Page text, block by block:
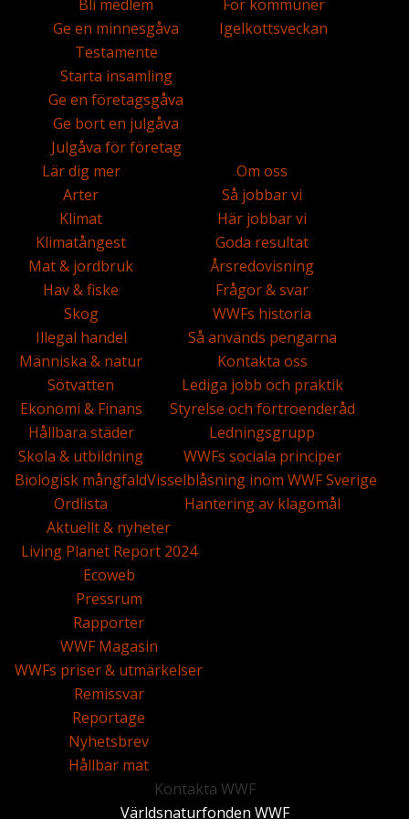
Bli medlem
Ge en minnesgåva
Testamente
Starta insamling
Ge en företagsgåva
Ge bort en julgåva
Julgåva för företag
För kommuner
Igelkottsveckan
Lär dig mer
Arter
Klimat
Klimatångest
Mat & jordbruk
Hav & fiske
Skog
Illegal handel
Människa & natur
Sötvatten
Ekonomi & Finans
Hållbara städer
Skola & utbildning
Biologisk mångfald
Ordlista
Om oss
Så jobbar vi
Här jobbar vi
Goda resultat
Årsredovisning
Frågor & svar
WWFs historia
Så används pengarna
Kontakta oss
Lediga jobb och praktik
Styrelse och förtroenderåd
Ledningsgrupp
WWFs sociala principer
Visselblåsning inom WWF Sverige
Hantering av klagomål
Aktuellt & nyheter
Living Planet Report 2024
Ecoweb
Pressrum
Rapporter
WWF Magasin
WWFs priser & utmärkelser
Remissvar
Reportage
Nyhetsbrev
Hållbar mat
Kontakta WWF
Världsnaturfonden WWF